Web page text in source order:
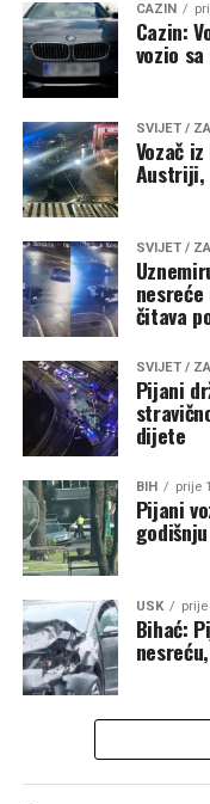
CAZIN
Cazin:
vozio
SVIJET /
Vozač
Austriji,
SVIJET /
čitava
SVIJET /
Pijani
dijete
BIH prije
Pijani
USK
Bihać: